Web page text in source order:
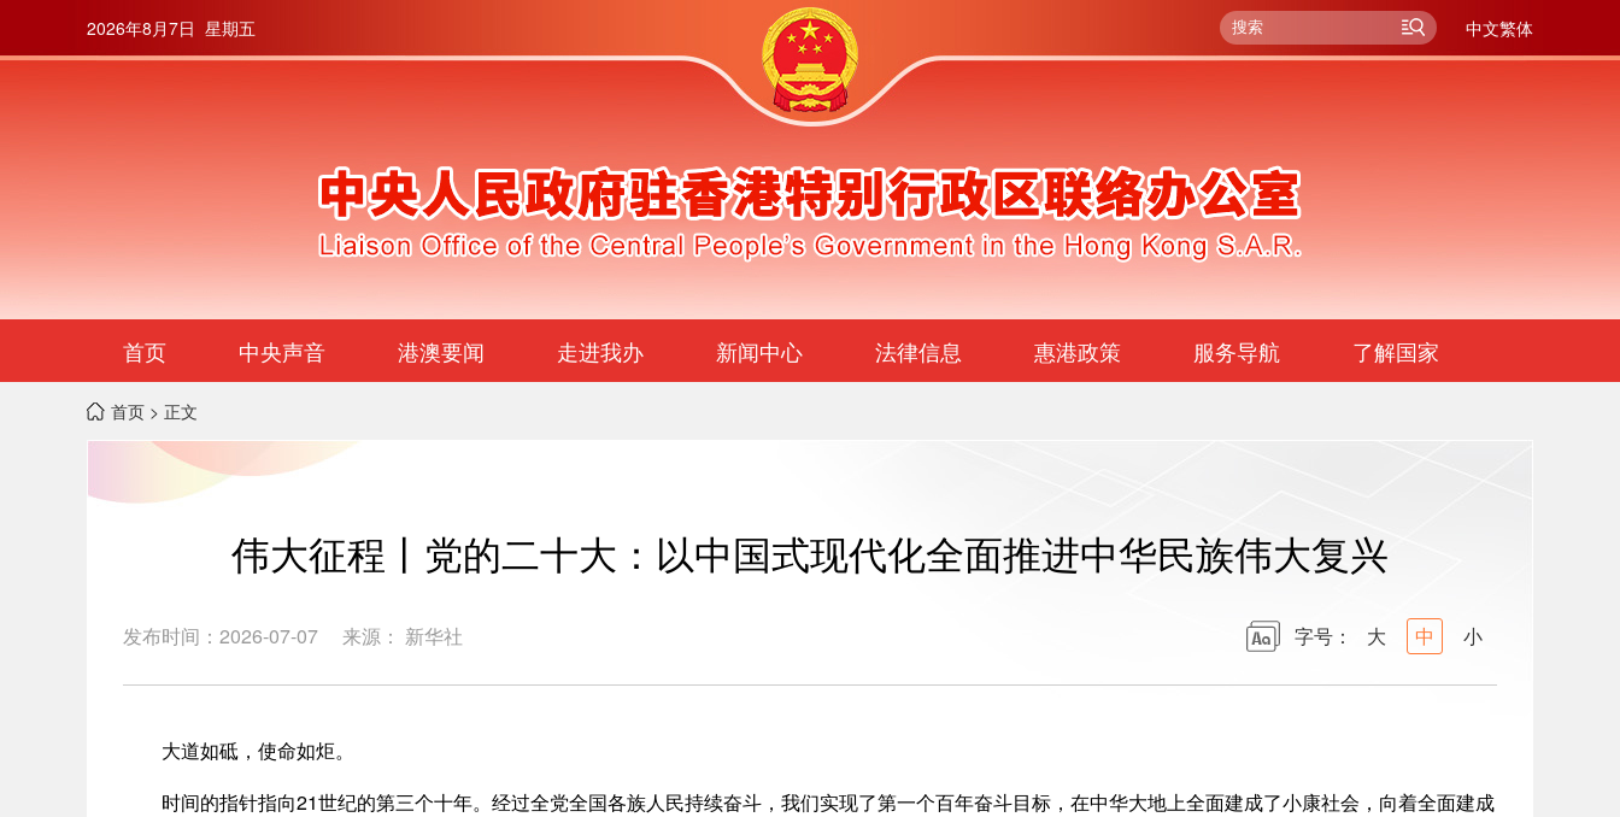
2026年8月7日 星期五 中文繁体
首页 中央声音 港澳要闻 走进我办 新闻中心 法律信息 惠港政策 服务导航 了解国家
首页 > 正文
伟大征程丨党的二十大：以中国式现代化全面推进中华民族伟大复兴
发布时间：2026-07-07 来源： 新华社 字号： 大 中 小
大道如砥，使命如炬。
时间的指针指向21世纪的第三个十年。经过全党全国各族人民持续奋斗，我们实现了第一个百年奋斗目标，在中华大地上全面建成了小康社会，向着全面建成